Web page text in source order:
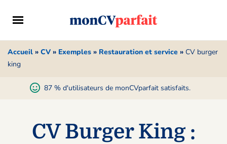
Accueil » CV » Exemples » Restauration et service » CV burger
king
87 % d'utilisateurs de monCVparfait satisfaits.
CV Burger King :